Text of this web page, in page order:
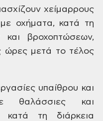
χείμαρρους
οχήματα, κατά τη
και βροχοπτώσεων,
ώρες μετά το τέλος
υπαίθρου και
θαλάσσιες και
κατά τη διάρκεια